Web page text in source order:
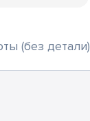
(без детали)